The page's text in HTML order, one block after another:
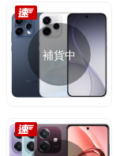
補貨中